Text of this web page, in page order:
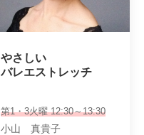
やさしい
バレエストレッチ
第1・3火曜 12:30～13:30
小山 真貴子